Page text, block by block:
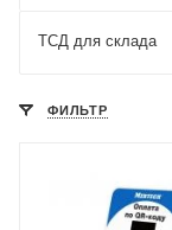
ТСД для склада
ФИЛЬТР